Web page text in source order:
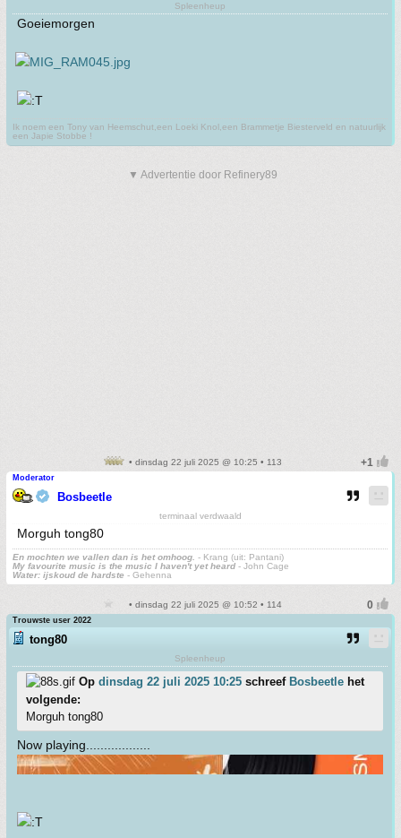
Spleenheup
Goeiemorgen
Ik noem een Tony van Heemschut,een Loeki Knol,een Brammetje Biesterveld en natuurlijk
een Japie Stobbe !
▼ Advertentie door Refinery89
• dinsdag 22 juli 2025 @ 10:25 • 113
Moderator
Bosbeetle
terminaal verdwaald
Morguh tong80
En mochten we vallen dan is het omhoog. - Krang (uit: Pantani)
My favourite music is the music I haven't yet heard - John Cage
Water: ijskoud de hardste - Gehenna
• dinsdag 22 juli 2025 @ 10:52 • 114
Trouwste user 2022
tong80
Spleenheup
Op dinsdag 22 juli 2025 10:25 schreef Bosbeetle het
volgende:
Morguh tong80
Now playing..................